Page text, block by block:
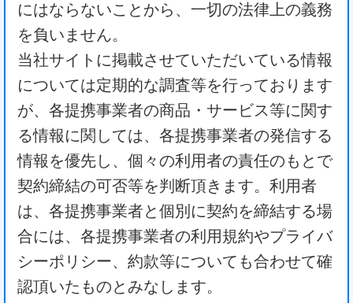
にはならないことから、一切の法律上の義務
を負いません。
当社サイトに掲載させていただいている情報
については定期的な調査等を行っております
が、各提携事業者の商品・サービス等に関す
る情報に関しては、各提携事業者の発信する
情報を優先し、個々の利用者の責任のもとで
契約締結の可否等を判断頂きます。利用者
は、各提携事業者と個別に契約を締結する場
合には、各提携事業者の利用規約やプライバ
シーポリシー、約款等についても合わせて確
認頂いたものとみなします。